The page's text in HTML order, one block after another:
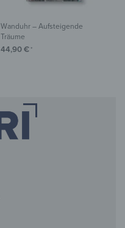
Wanduhr – Aufsteigende
Träume
44,90€ *